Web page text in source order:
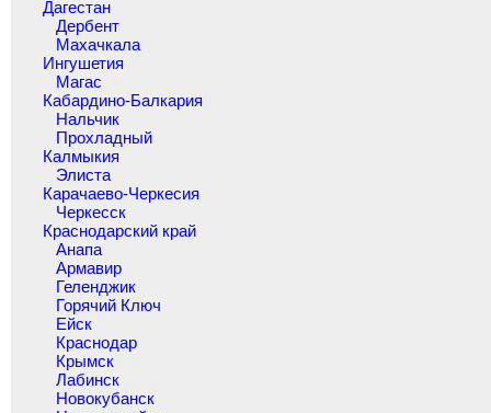
Дагестан
Дербент
Махачкала
Ингушетия
Магас
Кабардино-Балкария
Нальчик
Прохладный
Калмыкия
Элиста
Карачаево-Черкесия
Черкесск
Краснодарский край
Анапа
Армавир
Геленджик
Горячий Ключ
Ейск
Краснодар
Крымск
Лабинск
Новокубанск